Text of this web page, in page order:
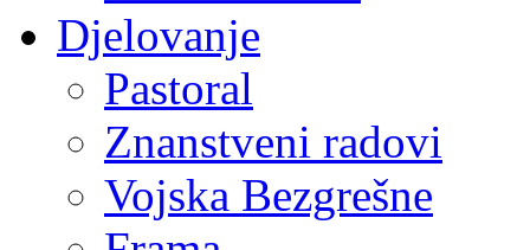
Djelovanje
Pastoral
Znanstveni radovi
Vojska Bezgrešne